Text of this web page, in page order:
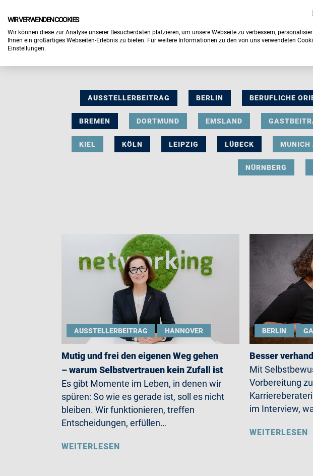
AUSSTELLERBEITRAG BERLIN BERUFLICHE
BREMEN DORTMUND EMSLAND
KIEL KÖLN LEIPZIG LÜBECK MUNICH
NÜRNBERG
AUSSTELLERBEITRAG HANNOVER
Mutig und frei den eigenen Weg gehen
– warum Selbstvertrauen kein Zufall ist
Es gibt Momente im Leben, in denen wir
spüren: So wie es gerade ist, soll es nicht
bleiben. Wir funktionieren, treffen
Entscheidungen, erfüllen…
WEITERLESEN
BERLIN
Besser
Mit
Vorbereitung
im Interview,
WEITERLESEN
WIR VERWENDEN COOKIES
Wir können diese zur Analyse unserer Besucherdaten platzieren, um unsere Webseite zu verbessern,
Ihnen ein großartiges Webseiten-Erlebnis zu bieten. Für weitere Informationen zu den von uns verwendeten
Einstellungen.